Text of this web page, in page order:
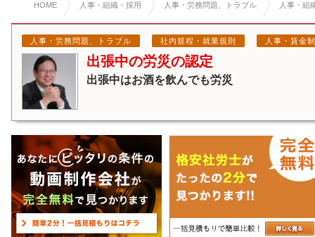
HOME 人事・組織・採用 人事・労務問題、トラブル 人事・組
人事・労務問題、トラブル 社内規程・就業規則 人事・賃金
出張中の労災の認定
出張中はお酒を飲んでも労災